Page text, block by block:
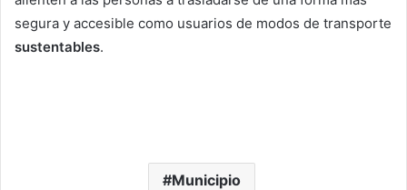
segura y accesible como usuarios de modos de transporte
sustentables.
Municipio